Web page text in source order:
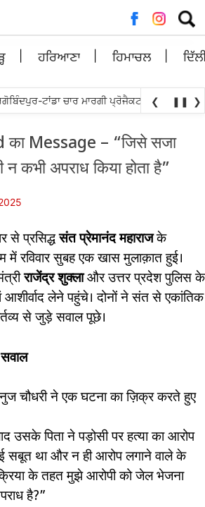
for:
ਹਰਿਆਣਾ ਹਿਮਾਚਲ
ਟਾਂਡਾ ਚਾਰ ਮਾਰਗੀ ਪ੍ਰੋਜੈਕਟ ਨੂੰ ਜਲਦ ਮੁੜ
❮ ❚❚ ❯
Message – “जिसे सजा
कभी अपराध किया होता है”
से प्रसिद्धसंत प्रेमानंद महाराजके
रविवार सुबह एक खास मुलाक़ात हुई।
राजेंद्र शुक्लाऔर उत्तर प्रदेश पुलिस के
आशीर्वाद लेने पहुंचे। दोनों ने संत से एकांतिक
से जुड़े सवाल पूछे।
चौधरी ने एक घटना का ज़िक्र करते हुए
उसके पिता ने पड़ोसी पर हत्या का आरोप
सबूत था और न ही आरोप लगाने वाले के
के तहत मुझे आरोपी को जेल भेजना
है?”